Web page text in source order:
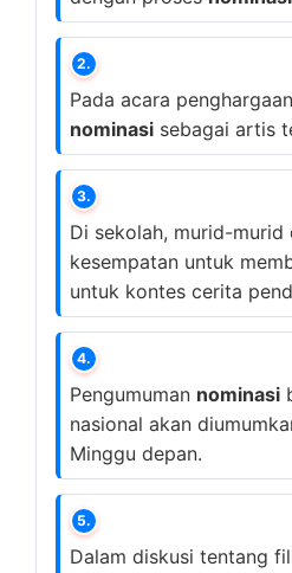
2.
Pada acara
nominasi sebagai artis
3.
Di sekolah, murid-murid
kesempatan untuk
untuk kontes cerita
4.
Pengumuman nominasi
nasional akan
Minggu depan.
5.
Dalam diskusi tentang